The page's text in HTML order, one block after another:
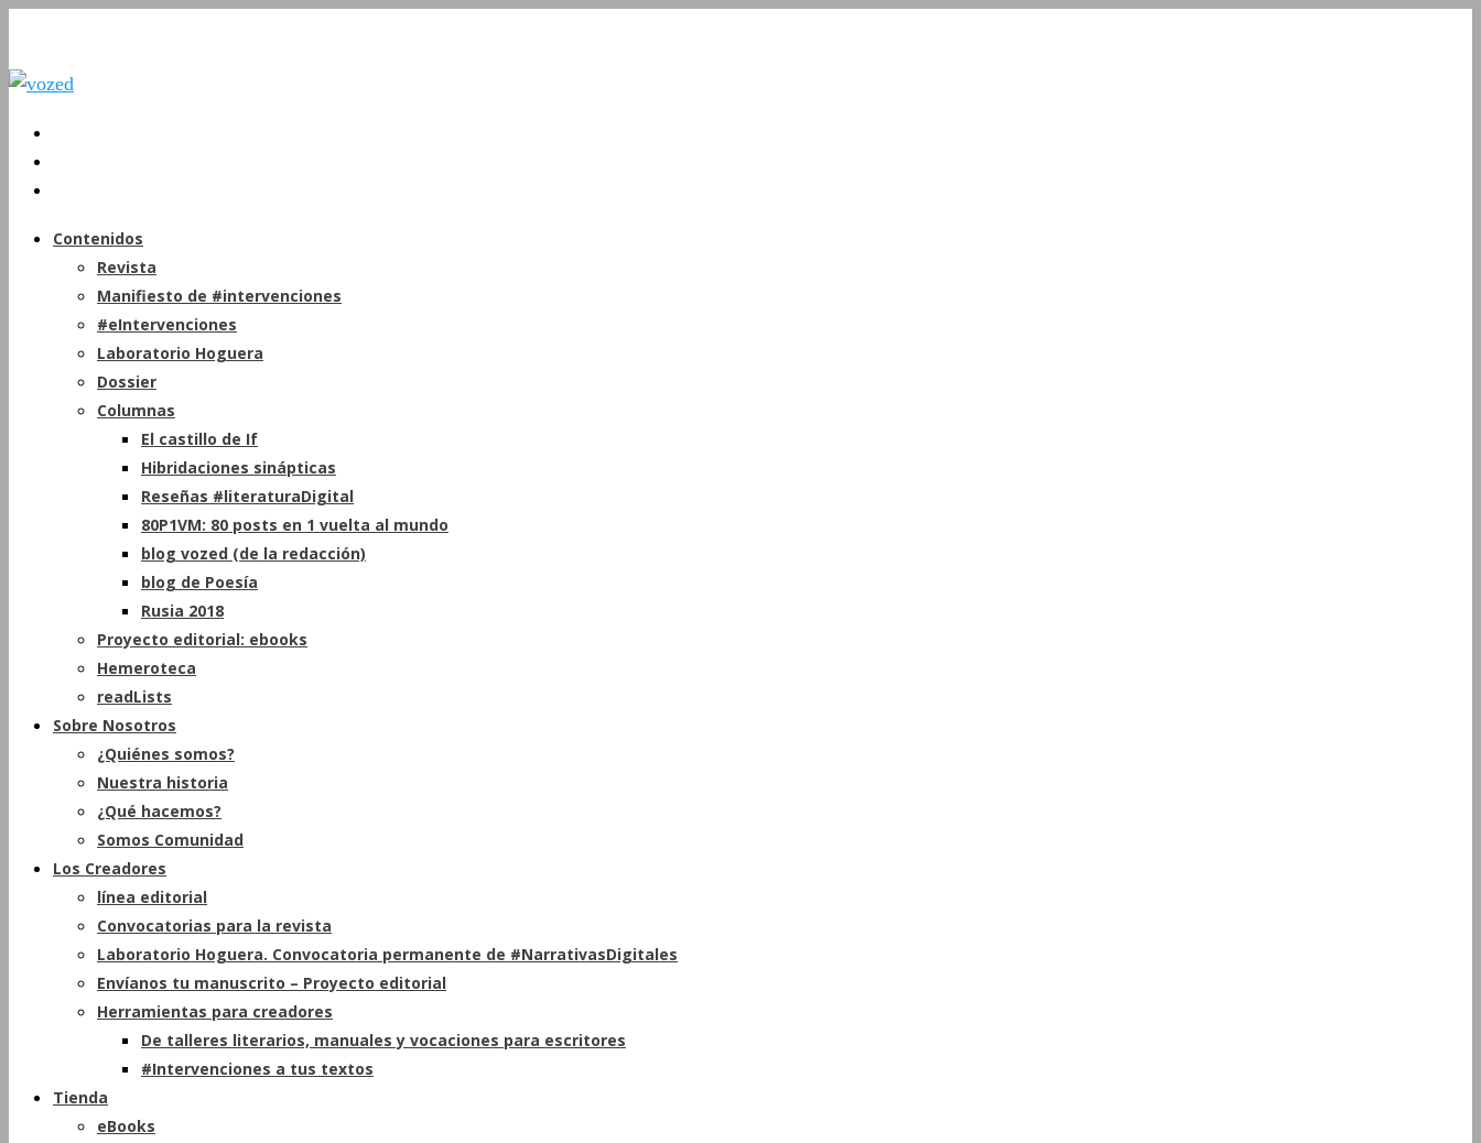
Contenidos
Revista
Manifiesto de #intervenciones
#eIntervenciones
Laboratorio Hoguera
Dossier
Columnas
El castillo de If
Hibridaciones sinápticas
Reseñas #literaturaDigital
80P1VM: 80 posts en 1 vuelta al mundo
blog vozed (de la redacción)
blog de Poesía
Rusia 2018
Proyecto editorial: ebooks
Hemeroteca
readLists
Sobre Nosotros
¿Quiénes somos?
Nuestra historia
¿Qué hacemos?
Somos Comunidad
Los Creadores
línea editorial
Convocatorias para la revista
Laboratorio Hoguera. Convocatoria permanente de #NarrativasDigitales
Envíanos tu manuscrito – Proyecto editorial
Herramientas para creadores
De talleres literarios, manuales y vocaciones para escritores
#Intervenciones a tus textos
Tienda
eBooks